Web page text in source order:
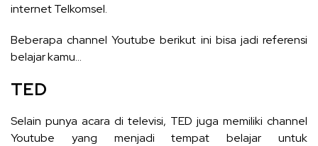
internet Telkomsel.
Beberapa channel Youtube berikut ini bisa jadi referensi
belajar kamu…
TED
Selain punya acara di televisi, TED juga memiliki channel
Youtube yang menjadi tempat belajar untuk